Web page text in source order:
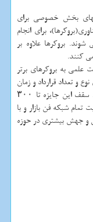
بخش خصوصی برای
برای انجام
بروکرها علاوه بر
کنند.
علمی به بروکرهای برتر
و تعداد قرارداد و زمان
انعقاد و مفاد آن، به صورت نقدی پرداخت می شود. سقف این جایزه تا ۳۰۰
تمام شبکه فن بازار و با
و جهش بیشتری در حوزه